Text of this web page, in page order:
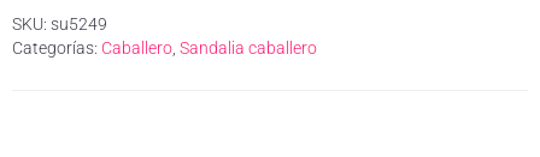
SKU: su5249
Categorías: Caballero, Sandalia caballero